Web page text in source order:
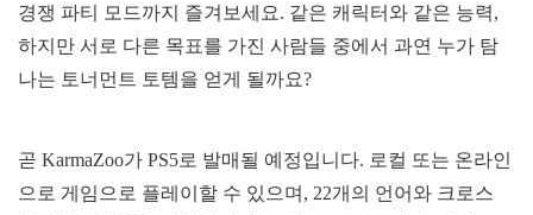
경쟁 파티 모드까지 즐겨보세요. 같은 캐릭터와 같은 능력,
하지만 서로 다른 목표를 가진 사람들 중에서 과연 누가 탐
나는 토너먼트 토템을 얻게 될까요?
곧 KarmaZoo가 PS5로 발매될 예정입니다. 로컬 또는 온라인
으로 게임으로 플레이할 수 있으며, 22개의 언어와 크로스